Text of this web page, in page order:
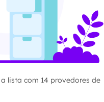
lista com 14 provedores de